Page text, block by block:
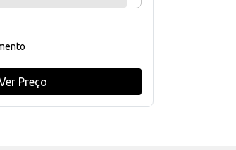
Preço